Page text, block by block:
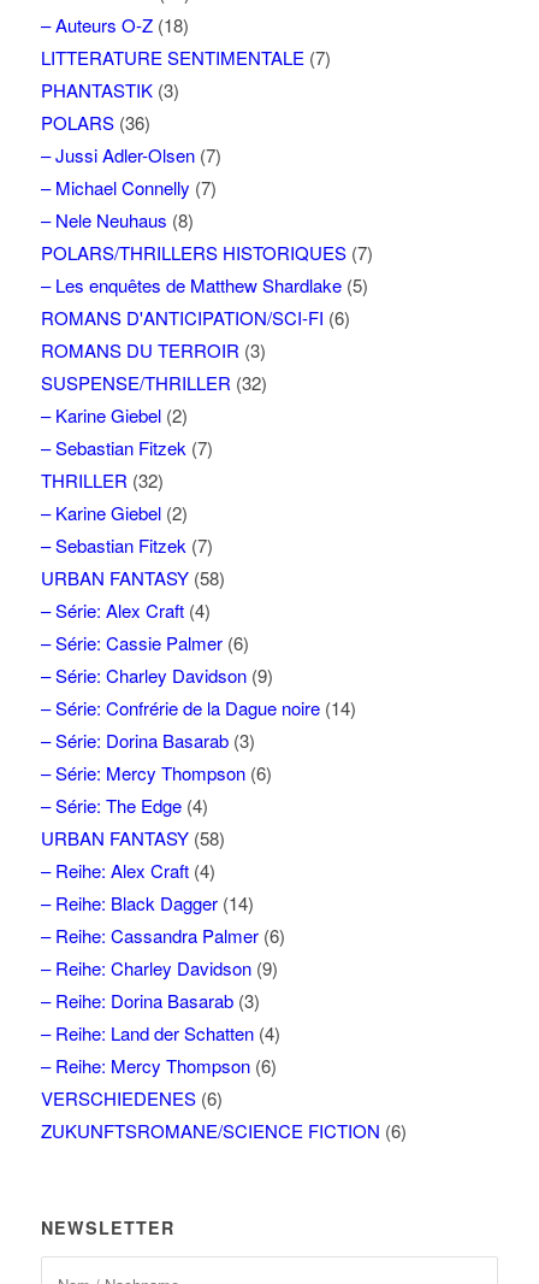
– Auteurs O-Z(18)
LITTERATURE SENTIMENTALE(7)
PHANTASTIK(3)
POLARS(36)
– Jussi Adler-Olsen(7)
– Michael Connelly (7)
– Nele Neuhaus (8)
POLARS/THRILLERS HISTORIQUES(7)
– Les enquêtes de Matthew Shardlake(5)
ROMANS D'ANTICIPATION/SCI-FI (6)
ROMANS DU TERROIR (3)
SUSPENSE/THRILLER (32)
– Karine Giebel(2)
– Sebastian Fitzek(7)
THRILLER (32)
– Karine Giebel(2)
– Sebastian Fitzek(7)
URBAN FANTASY(58)
– Série: Alex Craft(4)
– Série: Cassie Palmer(6)
– Série: Charley Davidson(9)
– Série: Confrérie de la Dague noire(14)
– Série: Dorina Basarab(3)
– Série: Mercy Thompson(6)
– Série: The Edge(4)
URBAN FANTASY(58)
– Reihe: Alex Craft(4)
– Reihe: Black Dagger(14)
– Reihe: Cassandra Palmer(6)
– Reihe: Charley Davidson(9)
– Reihe: Dorina Basarab(3)
– Reihe: Land der Schatten(4)
– Reihe: Mercy Thompson(6)
VERSCHIEDENES(6)
ZUKUNFTSROMANE/SCIENCE FICTION (6)
NEWSLETTER